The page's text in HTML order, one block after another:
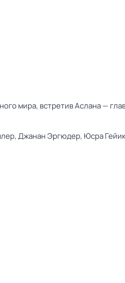
мира, встретив Аслана —
Джанан Эргюдер, Юсра